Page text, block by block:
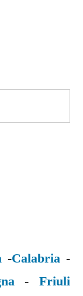
-Calabria-
-Friuli